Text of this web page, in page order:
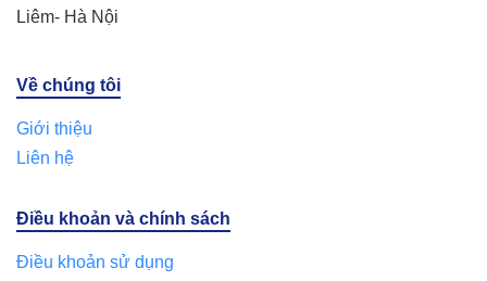
Liêm- Hà Nội
Về chúng tôi
Giới thiệu
Liên hệ
Điều khoản và chính sách
Điều khoản sử dụng